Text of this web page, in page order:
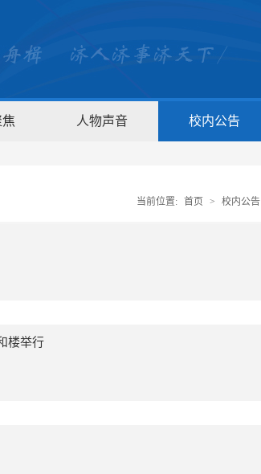
人物声音 校内公告
当前位置: 首页 > 校内公告
楼举行